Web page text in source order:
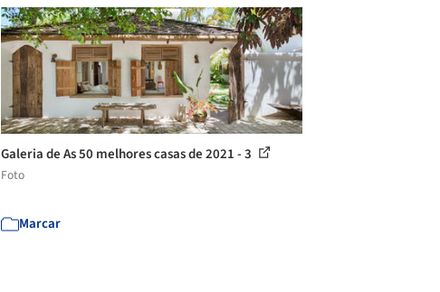
Galeria de As 50 melhores casas de 2021 - 3
Foto
Marcar